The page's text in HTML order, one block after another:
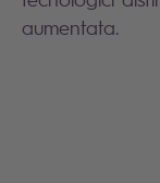
aumentata.